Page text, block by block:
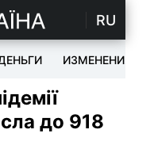
RU
ИЗМЕНЕНИЯ
до 918